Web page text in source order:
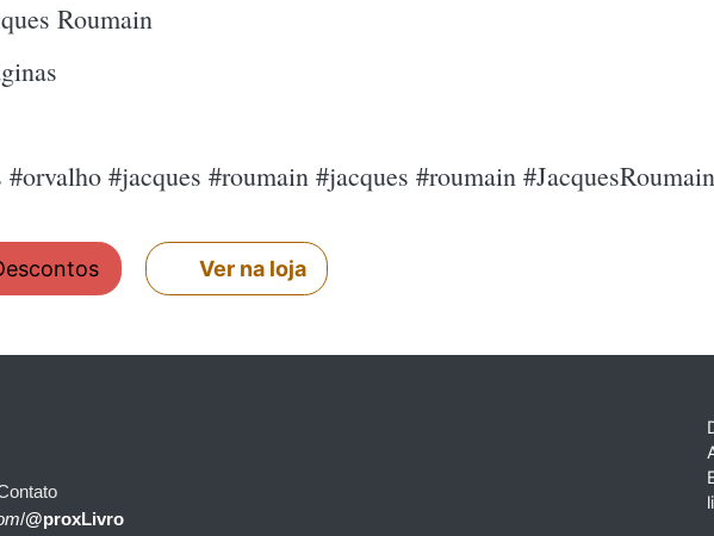
Roumain
#orvalho #jacques #roumain #jacques #roumain #JacquesRoumain
Ver na loja
/@proxLivro